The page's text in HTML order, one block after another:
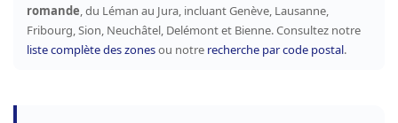
romande, du Léman au Jura, incluant Genève, Lausanne,
Fribourg, Sion, Neuchâtel, Delémont et Bienne. Consultez notre
liste complète des zonesou notre recherche par code postal.